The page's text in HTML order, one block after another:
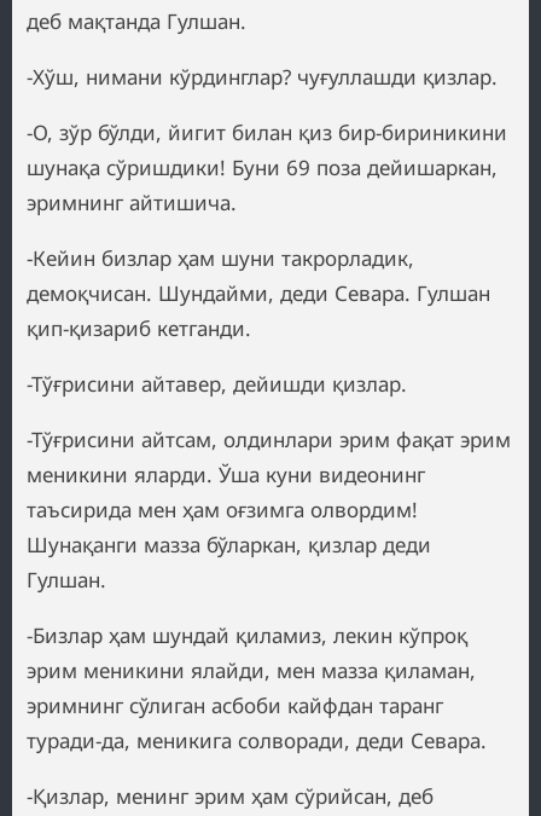
деб мақтанда Гулшан.
-Хўш, нимани кўрдинглар? чуғуллашди қизлар.
-О, зўр бўлди, йигит билан қиз бир-бириникини
шунақа сўришдики! Буни 69 поза дейишаркан,
эримнинг айтишича.
-Кейин бизлар ҳам шуни такрорладик,
демоқчисан. Шундайми, деди Севара. Гулшан
қип-қизариб кетганди.
-Тўғрисини айтавер, дейишди қизлар.
-Тўғрисини айтсам, олдинлари эрим фақат эрим
меникини яларди. Ўша куни видеонинг
таъсирида мен ҳам оғзимга олвордим!
Шунақанги мазза бўларкан, қизлар деди
Гулшан.
-Бизлар ҳам шундай қиламиз, лекин кўпроқ
эрим меникини ялайди, мен мазза қиламан,
эримнинг сўлиган асбоби кайфдан таранг
туради-да, меникига солворади, деди Севара.
-Қизлар, менинг эрим ҳам сўрийсан, деб